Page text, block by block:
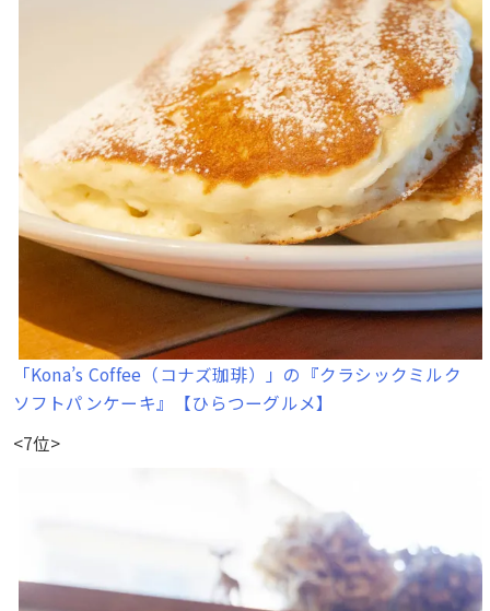
「Kona’s Coffee（コナズ珈琲）」の『クラシックミルク
ソフトパンケーキ』【ひらつーグルメ】
<7位>